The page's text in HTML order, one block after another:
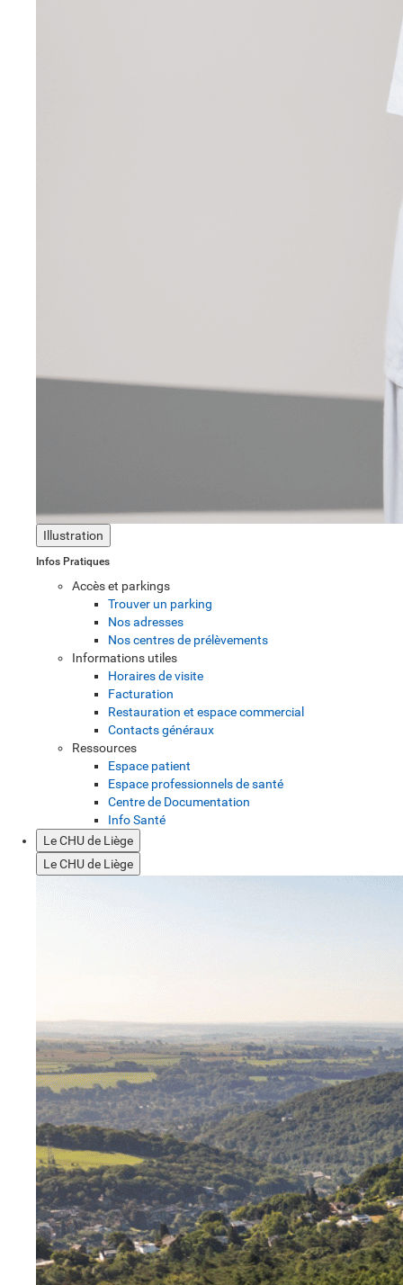
Illustration
Infos Pratiques
Accès et parkings
Trouver un parking
Nos adresses
Nos centres de prélèvements
Informations utiles
Horaires de visite
Facturation
Restauration et espace commercial
Contacts généraux
Ressources
Espace patient
Espace professionnels de santé
Centre de Documentation
Info Santé
Le CHU de Liège
Le CHU de Liège